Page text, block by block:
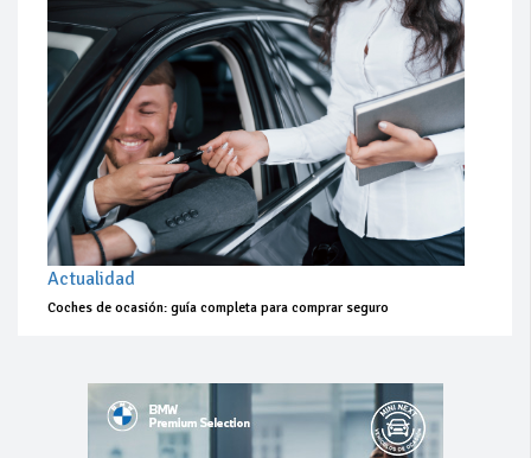
Actualidad
Coches de ocasión: guía completa para comprar seguro